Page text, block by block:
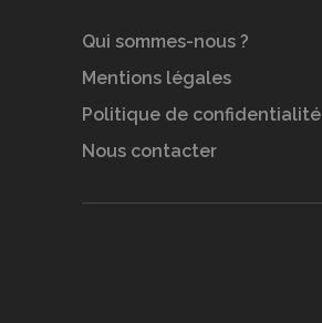
Qui sommes-nous ?
Mentions légales
Politique de confidentialité
Nous contacter